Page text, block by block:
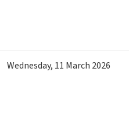
Wednesday, 11 March 2026